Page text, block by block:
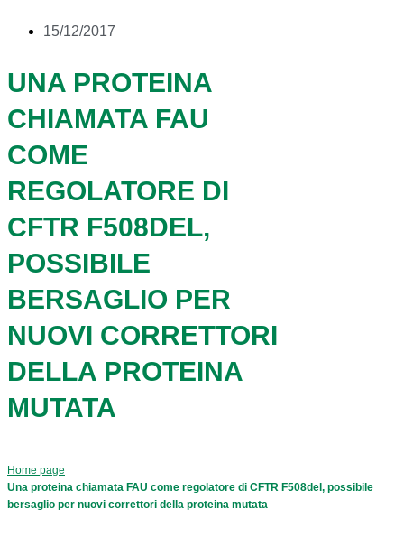
15/12/2017
UNA PROTEINA
CHIAMATA FAU
COME
REGOLATORE DI
CFTR F508DEL,
POSSIBILE
BERSAGLIO PER
NUOVI CORRETTORI
DELLA PROTEINA
MUTATA
Home page
Una proteina chiamata FAU come regolatore di CFTR F508del, possibile
bersaglio per nuovi correttori della proteina mutata